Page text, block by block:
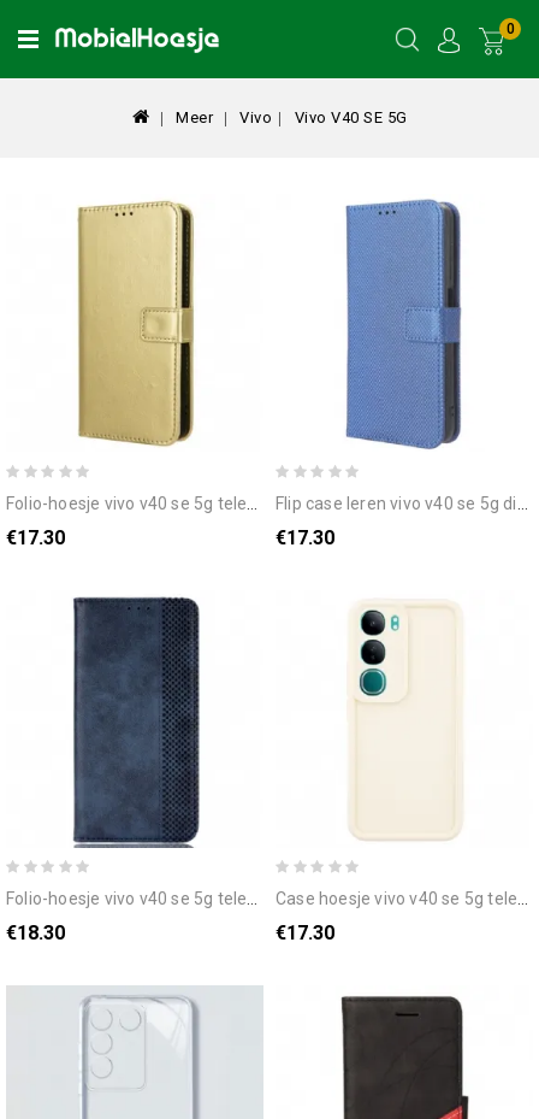
0
Meer Vivo Vivo V40 SE 5G
folio-hoesje vivo v40 se 5g telefoonhoesje opvallend imitatieleer met bandje
€17.30
flip case leren vivo v40 se 5g diamantstructuur
€17.30
folio-hoesje vivo v40 se 5g telefoonhoesje vintage rand
€18.30
case hoesje vivo v40 se 5g telefoonhoesje antislip ontwerp met groeven
€17.30